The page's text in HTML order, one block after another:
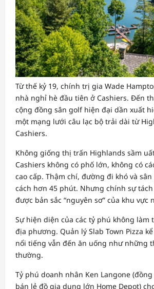
Từ thế kỷ 19, chính trị gia Wade
nhà nghỉ hè đầu tiên ở Cashiers. Đến
cộng đồng sân golf hiện đại dần xuất
một mạng lưới câu lạc bộ trải dài từ
Cashiers.
Không giống thị trấn Highlands sầm
Cashiers không có phố lớn, không có
cao cấp. Thậm chí, đường đi khó và
cách hơn 45 phút. Nhưng chính sự
được bản sắc “nguyên sơ” của khu vực
Sự hiện diện của các tỷ phú không làm
địa phương. Quản lý Slab Town Pizza
nổi tiếng vẫn đến ăn uống như những
thường.
Tỷ phú doanh nhân Ken Langone
bán lẻ đồ gia dụng lớn Home Depot)